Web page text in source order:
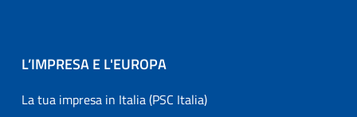
L’IMPRESA E L'EUROPA
La tua impresa in Italia (PSC Italia)